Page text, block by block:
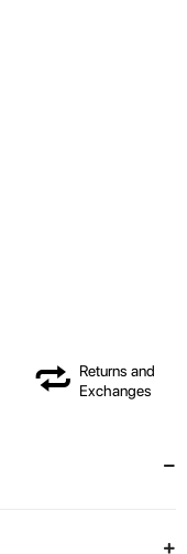
Returns and
Exchanges